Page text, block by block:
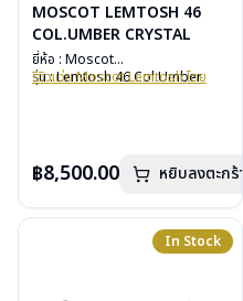
MOSCOT LEMTOSH 46
COL.UMBER CRYSTAL
ยี่ห้อ : Moscot
รุ่น : Lemtosh 46 Col.Umber
น้ำหนัก : 33 กรัม
อุปกรณ์ : กล่องแว่น, กล่องกระดาษ,
การรับประกัน : 1 ปี
รีวิวแว่น Moscot Lemtosh โดย
฿8,500.00 หยิบลงตะกร้า
In Stock